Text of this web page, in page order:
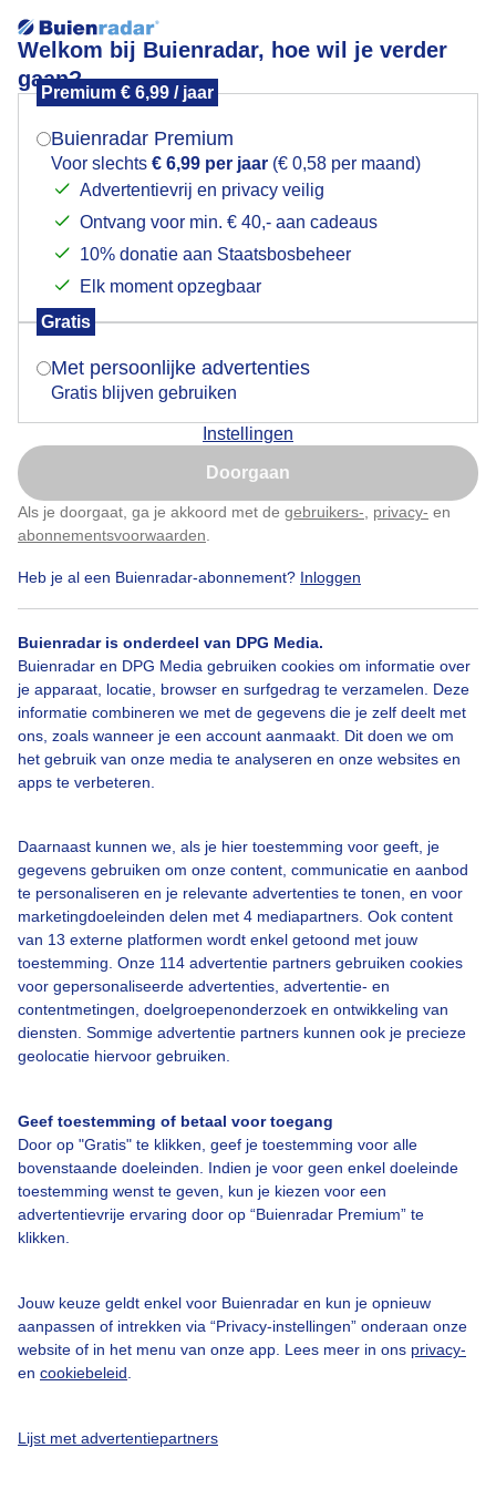
Welkom bij Buienradar, hoe wil je verder
gaan?
Premium € 6,99 / jaar
Buienradar Premium
Voor slechts € 6,99 per jaar (€ 0,58 per maand)
Advertentievrij en privacy veilig
Ontvang voor min. € 40,- aan cadeaus
10% donatie aan Staatsbosbeheer
Elk moment opzegbaar
Gratis
Met persoonlijke advertenties
Gratis blijven gebruiken
Instellingen
Doorgaan
Als je doorgaat, ga je akkoord met de gebruikers- privacy- en
abonnementsvoorwaarden
Heb je al een Buienradar-abonnement? Inloggen
Buienradar is onderdeel van DPG Media.
Buienradar en DPG Media gebruiken cookies om informatie over
je apparaat, locatie, browser en surfgedrag te verzamelen. Deze
informatie combineren we met de gegevens die je zelf deelt met
ons, zoals wanneer je een account aanmaakt. Dit doen we om
het gebruik van onze media te analyseren en onze websites en
apps te verbeteren.
Daarnaast kunnen we, als je hier toestemming voor geeft, je
gegevens gebruiken om onze content, communicatie en aanbod
te personaliseren en je relevante advertenties te tonen, en voor
marketingdoeleinden delen met 4 mediapartners. Ook content
van 13 externe platformen wordt enkel getoond met jouw
toestemming. Onze 114 advertentie partners gebruiken cookies
voor gepersonaliseerde advertenties, advertentie- en
contentmetingen, doelgroepenonderzoek en ontwikkeling van
diensten. Sommige advertentie partners kunnen ook je precieze
geolocatie hiervoor gebruiken.
Geef toestemming of betaal voor toegang
Door op "Gratis" te klikken, geef je toestemming voor alle
bovenstaande doeleinden. Indien je voor geen enkel doeleinde
toestemming wenst te geven, kun je kiezen voor een
advertentievrije ervaring door op “Buienradar Premium” te
klikken.
Jouw keuze geldt enkel voor Buienradar en kun je opnieuw
aanpassen of intrekken via “Privacy-instellingen” onderaan onze
website of in het menu van onze app. Lees meer in ons privacy-
en cookiebeleid
Lijst met advertentiepartners
Sneeuw bij de veerpont Doornenburg Pannerden
Sneeuw
Door: Joyce Derksen Gemaakt: 02-01-2026, 25x bekeken
Sneeuw Veerpont
Een moment geduld aub...
Over Buienradar
Bedrijfsgegevens
Veelgestelde vragen
Toegankelijkheid
Gebruikersvoorwaarden
Adverteren
Buienradar Team
Cookie beleid
Privacy instellingen
Gratis weerdata
@BuienradarNL
Mogen we je locatie gebruiken voor het
Indien je hier nog geen akkoord op hebt gegeven,
verschijnt er zo een pop-up uit je browser waarin
Is goed, toon de popup
Nu niet, misschien later
Klik hierom dit aan te passen